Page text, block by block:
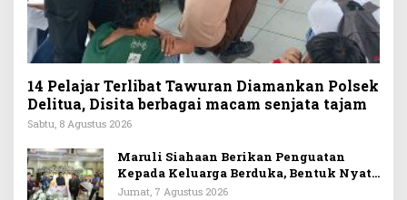
14 Pelajar Terlibat Tawuran Diamankan Polsek
Delitua, Disita berbagai macam senjata tajam
Sabtu, 8 Agustus 2026
Maruli Siahaan Berikan Penguatan
Kepada Keluarga Berduka, Bentuk Nyata
Arti Persahabatan
Jumat, 7 Agustus 2026